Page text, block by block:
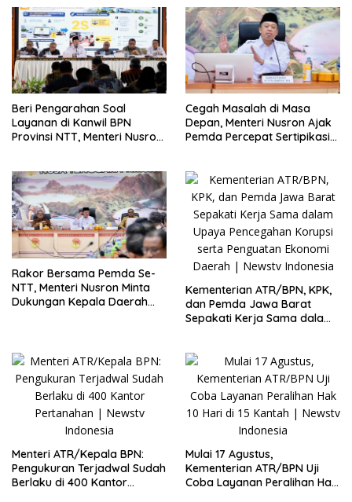
Beri Pengarahan Soal
Layanan di Kanwil BPN
Provinsi NTT, Menteri Nusron:
Cegah Masalah di Masa
Depan, Menteri Nusron Ajak
Pemda Percepat Sertipikasi
Rakor Bersama Pemda Se-
NTT, Menteri Nusron Minta
Dukungan Kepala Daerah
Kementerian ATR/BPN, KPK,
dan Pemda Jawa Barat
Sepakati Kerja Sama dalam
Daerah
Menteri ATR/Kepala BPN:
Pengukuran Terjadwal Sudah
Berlaku di 400 Kantor
Mulai 17 Agustus,
Kementerian ATR/BPN Uji
Coba Layanan Peralihan Hak